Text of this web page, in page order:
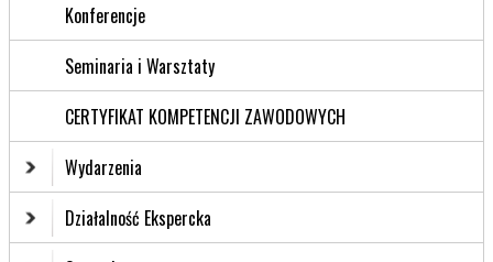
Konferencje
Seminaria i Warsztaty
CERTYFIKAT KOMPETENCJI ZAWODOWYCH
Wydarzenia
Działalność Ekspercka